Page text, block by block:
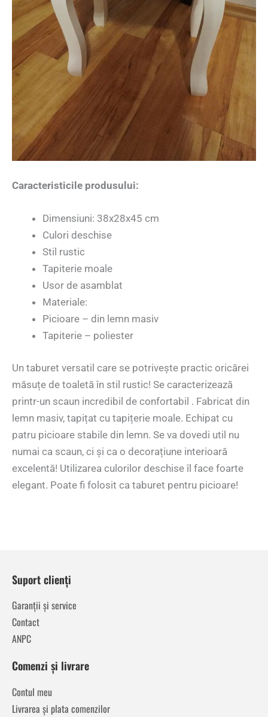
Caracteristicile produsului:
Dimensiuni: 38x28x45 cm
Culori deschise
Stil rustic
Tapiterie moale
Usor de asamblat
Materiale:
Picioare – din lemn masiv
Tapiterie – poliester
Un taburet versatil care se potrivește practic oricărei
măsuțe de toaletă în stil rustic! Se caracterizează
printr-un scaun incredibil de confortabil . Fabricat din
lemn masiv, tapițat cu tapițerie moale. Echipat cu
patru picioare stabile din lemn. Se va dovedi util nu
numai ca scaun, ci și ca o decorațiune interioară
excelentă! Utilizarea culorilor deschise îl face foarte
elegant. Poate fi folosit ca taburet pentru picioare!
Suport clienți
Garanții și service
Contact
ANPC
Comenzi și livrare
Contul meu
Livrarea și plata comenzilor